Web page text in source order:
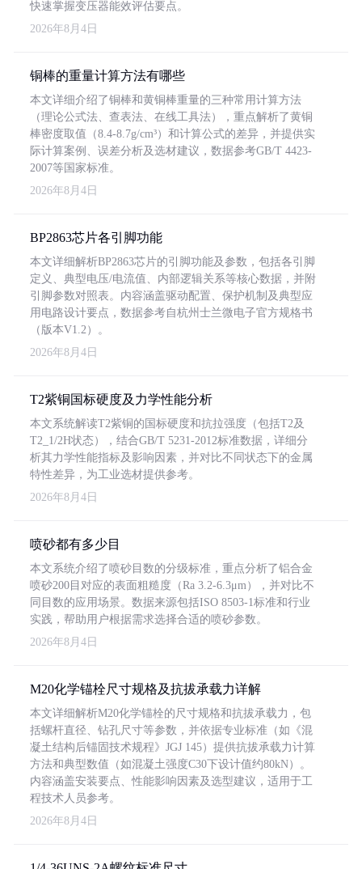
快速掌握变压器能效评估要点。
2026年8月4日
铜棒的重量计算方法有哪些
本文详细介绍了铜棒和黄铜棒重量的三种常用计算方法
（理论公式法、查表法、在线工具法），重点解析了黄铜
棒密度取值（8.4-8.7g/cm³）和计算公式的差异，并提供实
际计算案例、误差分析及选材建议，数据参考GB/T 4423-
2007等国家标准。
2026年8月4日
BP2863芯片各引脚功能
本文详细解析BP2863芯片的引脚功能及参数，包括各引脚
定义、典型电压/电流值、内部逻辑关系等核心数据，并附
引脚参数对照表。内容涵盖驱动配置、保护机制及典型应
用电路设计要点，数据参考自杭州士兰微电子官方规格书
（版本V1.2）。
2026年8月4日
T2紫铜国标硬度及力学性能分析
本文系统解读T2紫铜的国标硬度和抗拉强度（包括T2及
T2_1/2H状态），结合GB/T 5231-2012标准数据，详细分
析其力学性能指标及影响因素，并对比不同状态下的金属
特性差异，为工业选材提供参考。
2026年8月4日
喷砂都有多少目
本文系统介绍了喷砂目数的分级标准，重点分析了铝合金
喷砂200目对应的表面粗糙度（Ra 3.2-6.3μm），并对比不
同目数的应用场景。数据来源包括ISO 8503-1标准和行业
实践，帮助用户根据需求选择合适的喷砂参数。
2026年8月4日
M20化学锚栓尺寸规格及抗拔承载力详解
本文详细解析M20化学锚栓的尺寸规格和抗拔承载力，包
括螺杆直径、钻孔尺寸等参数，并依据专业标准（如《混
凝土结构后锚固技术规程》JGJ 145）提供抗拔承载力计算
方法和典型数值（如混凝土强度C30下设计值约80kN）。
内容涵盖安装要点、性能影响因素及选型建议，适用于工
程技术人员参考。
2026年8月4日